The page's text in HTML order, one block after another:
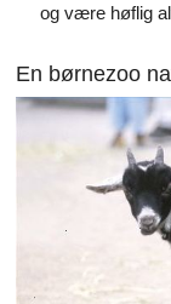
og være høflig
En børnezoo